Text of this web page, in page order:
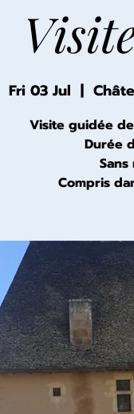
Fri 03 Jul
  |
Visite guidée
Durée
Compris